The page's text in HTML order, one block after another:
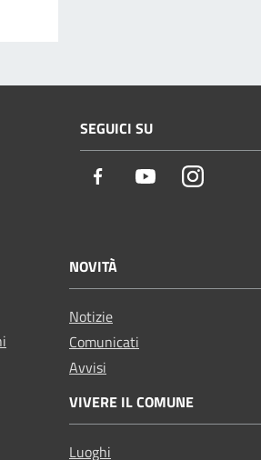
SEGUICI SU
Facebook YoutubeInstagram
NOVITÀ
Notizie
Comunicati
Avvisi
VIVERE IL COMUNE
Luoghi